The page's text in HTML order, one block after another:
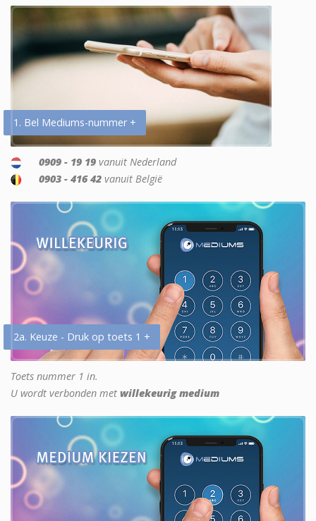
1. Bel Mediums-nummer +
0909 - 19 19 vanuit Nederland
0903 - 416 42 vanuit België
2a. Keuze - Druk op toets 1 +
Toets nummer 1 in.
U wordt verbonden met willekeurig medium